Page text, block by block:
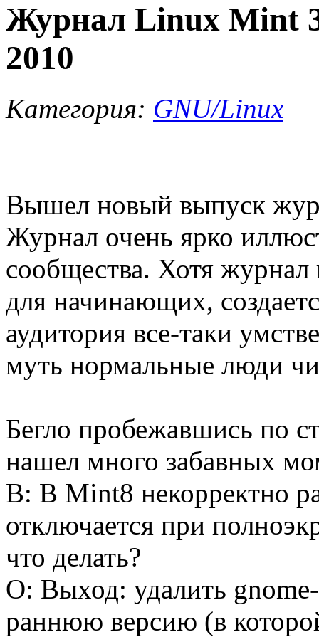
Журнал Linux Mint
2010
Категория: GNU/Linux
Вышел новый выпуск
Журнал очень ярко
сообщества. Хотя журнал
для начинающих,
аудитория все-таки
муть нормальные люди
Бегло пробежавшись по
нашел много забавных
В: В Mint8 некорректно
отключается при
что делать?
О: Выход: удалить gnome-
раннюю версию (в